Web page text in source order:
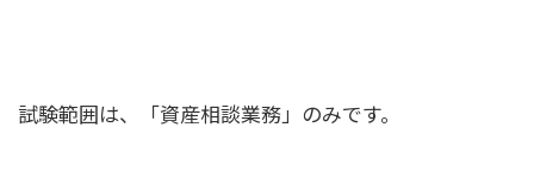
試験範囲は、「資産相談業務」のみです。